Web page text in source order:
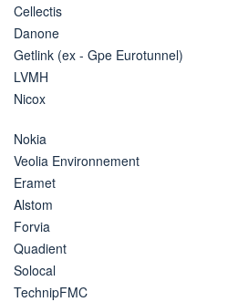
Cellectis
Danone
Getlink (ex - Gpe Eurotunnel)
LVMH
Nicox
Nokia
Veolia Environnement
Eramet
Alstom
Forvia
Quadient
Solocal
TechnipFMC